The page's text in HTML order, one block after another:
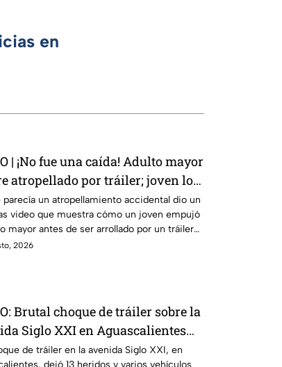
en
| ¡No fue una caída! Adulto mayor
atropellado por tráiler; joven lo
en Monterrey
parecía un atropellamiento accidental dio un
video que muestra cómo un joven empujó
mayor antes de ser arrollado por un tráiler
2026
Brutal choque de tráiler sobre la
Siglo XXI en Aguascalientes
heridos y destrozos
de tráiler en la avenida Siglo XXI, en
dejó 13 heridos y varios vehículos